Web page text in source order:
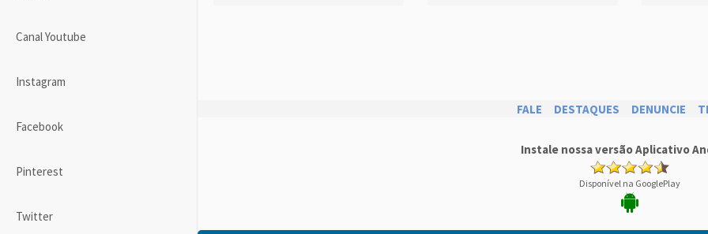
Canal Youtube
Instagram
Facebook
Pinterest
Twitter
FALE DESTAQUES DENUNCIE
Instale nossa versão Aplicativo
Disponível na GooglePlay